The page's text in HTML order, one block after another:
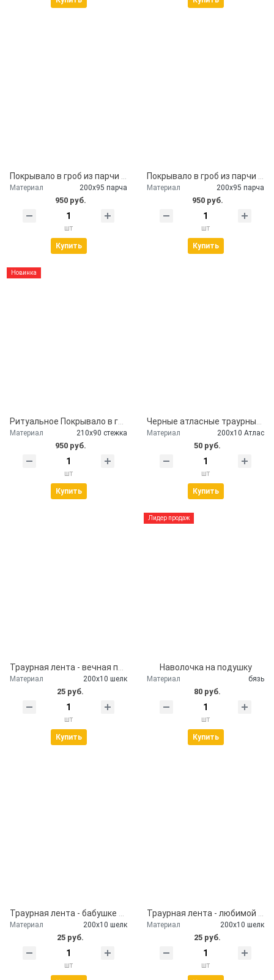
Материал 200х95 парча
950 руб.
шт
Купить
Материал 200х95 парча
950 руб.
шт
Купить
Новинка
Ритуальное Покрывало в гроб глиттер серебро
Материал 210х90 стежка
950 руб.
шт
Купить
Черные атласные траурные ленты - скорбим и помним
Материал 200х10 Атлас
50 руб.
шт
Купить
Материал 200х10 шелк
25 руб.
шт
Купить
Лидер продаж
Наволочка на подушку
Материал бязь
80 руб.
шт
Купить
Материал 200х10 шелк
25 руб.
шт
Материал 200х10 шелк
25 руб.
шт